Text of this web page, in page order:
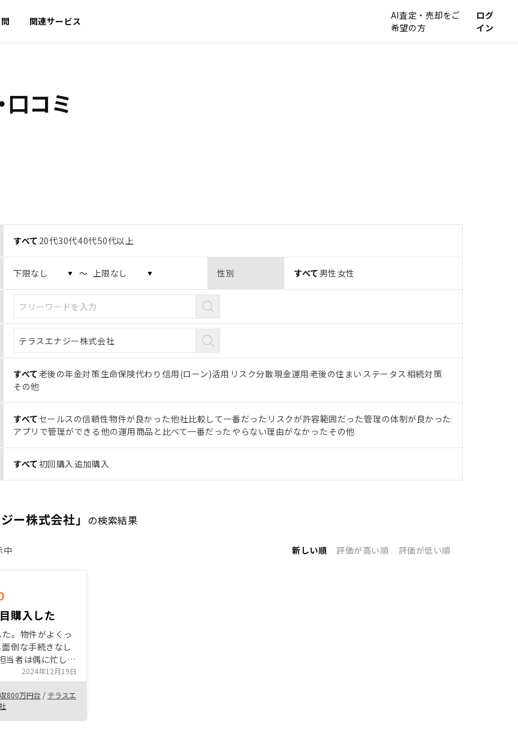
関連サービス
AI査定・売却をご
希望の方
ログ
イン
口コミ
すべて 20代30代40代50代以上
〜 性別 すべて 男性 女性
すべて老後の年金対策生命保険代わり 信用(ローン)活用 リスク分散現金運用老後の住まい ステータス相続対策
その他
すべてセールスの信頼性物件が良かった他社比較して一番だった リスクが許容範囲だった管理の体制が良かった
アプリで管理ができる 他の運用商品と比べて一番だった やらない理由がなかったその他
すべて初回購入 追加購入
ー株式会社」 の検索結果
中 新しい順 評価が高い順 評価が低い順
購入した
。物件がよくっ
倒な手続きなし
当者は偶に忙しく
ですが、サービス
で特に心配必要と
続き安心投資でき
2024年12月19日
800万円台 / テラスエ